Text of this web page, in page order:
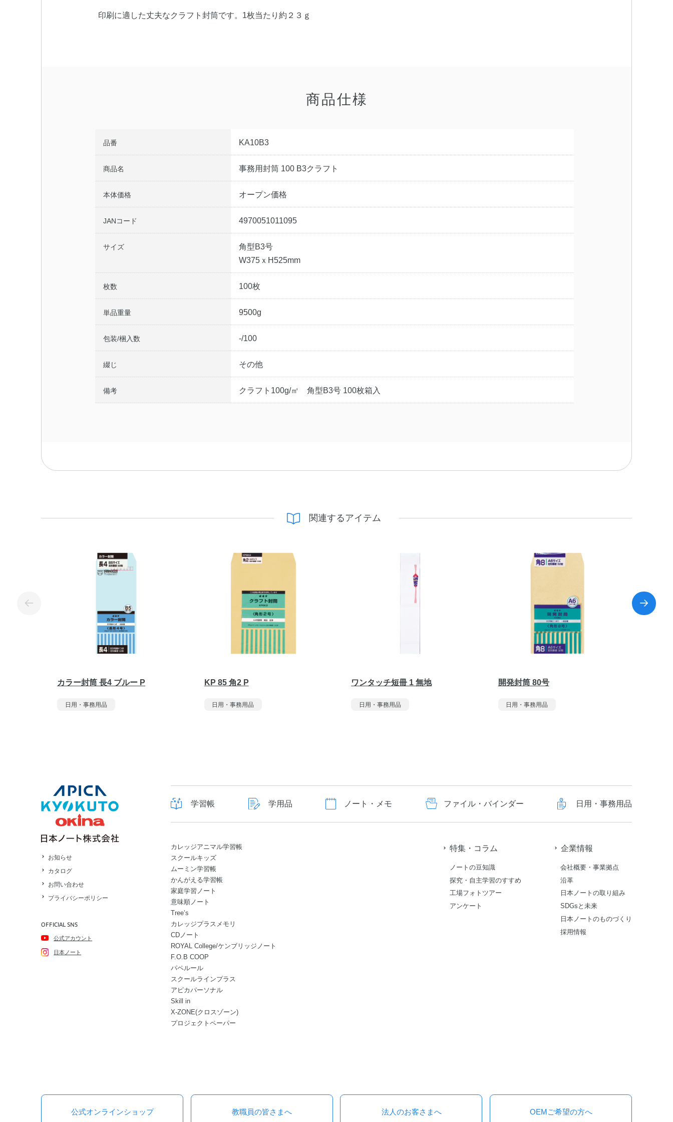
印刷に適した丈夫なクラフト封筒です。1枚当たり約２３ｇ
商品仕様
品番 KA10B3
商品名 事務用封筒 100 B3クラフト
本体価格 オープン価格
JANコード 4970051011095
サイズ
角型B3号
W375ｘH525mm
枚数 100枚
単品重量 9500g
包装/梱入数 -/100
綴じ その他
備考 クラフト100g/㎡ 角型B3号 100枚箱入
関連するアイテム
カラー封筒 長4 ブルー P
日用・事務用品
KP 85 角2 P
日用・事務用品
ワンタッチ短冊 1 無地
日用・事務用品
開発封筒 80号
日用・事務用品
お知らせ
カタログ
お問い合わせ
プライバシーポリシー
OFFICIAL SNS
公式アカウント
日本ノート
学習帳 学用品 ノート・メモ ファイル・バインダー 日用・事務用品
カレッジアニマル学習帳
スクールキッズ
ムーミン学習帳
かんがえる学習帳
家庭学習ノート
意味順ノート
Tree’s
カレッジプラスメモリ
CDノート
ROYAL College/ケンブリッジノート
F.O.B COOP
パペルール
スクールラインプラス
アピカパーソナル
Skill in
X-ZONE(クロスゾーン)
プロジェクトペーパー
特集・コラム
ノートの豆知識
探究・自主学習のすすめ
工場フォトツアー
アンケート
企業情報
会社概要・事業拠点
沿革
日本ノートの取り組み
SDGsと未来
日本ノートのものづくり
採用情報
公式オンラインショップ 教職員の皆さまへ 法人のお客さまへ OEMご希望の方へ